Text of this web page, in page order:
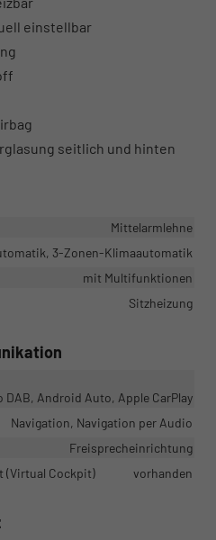
einstellbar
seitlich und hinten
Mittelarmlehne
3-Zonen-Klimaautomatik
mit Multifunktionen
Sitzheizung
Android Auto, Apple CarPlay
Navigation, Navigation per Audio
Freisprecheinrichtung
(Virtual Cockpit)
vorhanden